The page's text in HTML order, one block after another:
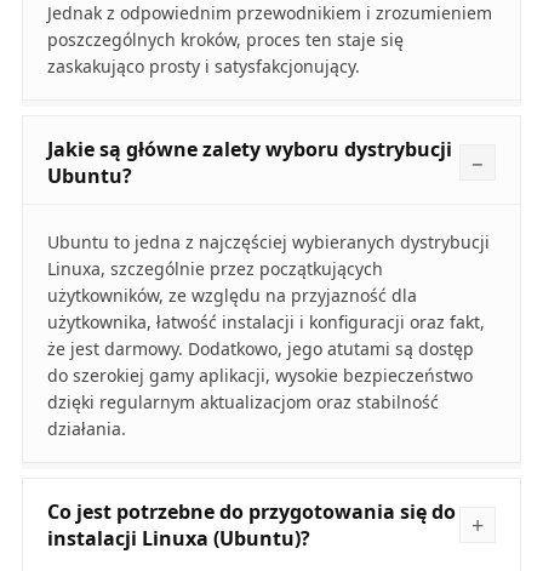
Jednak z odpowiednim przewodnikiem i zrozumieniem
poszczególnych kroków, proces ten staje się
zaskakująco prosty i satysfakcjonujący.
Jakie są główne zalety wyboru dystrybucji
Ubuntu?
Ubuntu to jedna z najczęściej wybieranych dystrybucji
Linuxa, szczególnie przez początkujących
użytkowników, ze względu na przyjazność dla
użytkownika, łatwość instalacji i konfiguracji oraz fakt,
że jest darmowy. Dodatkowo, jego atutami są dostęp
do szerokiej gamy aplikacji, wysokie bezpieczeństwo
dzięki regularnym aktualizacjom oraz stabilność
działania.
Co jest potrzebne do przygotowania się do
instalacji Linuxa (Ubuntu)?